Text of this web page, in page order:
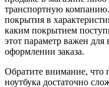
транспортную
покрытия в
каким покрытием
этот параметр важен для
оформлении заказа.
Обратите внимание, что
ноутбука достаточно